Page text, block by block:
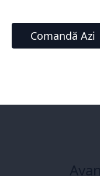
Comandă Azi